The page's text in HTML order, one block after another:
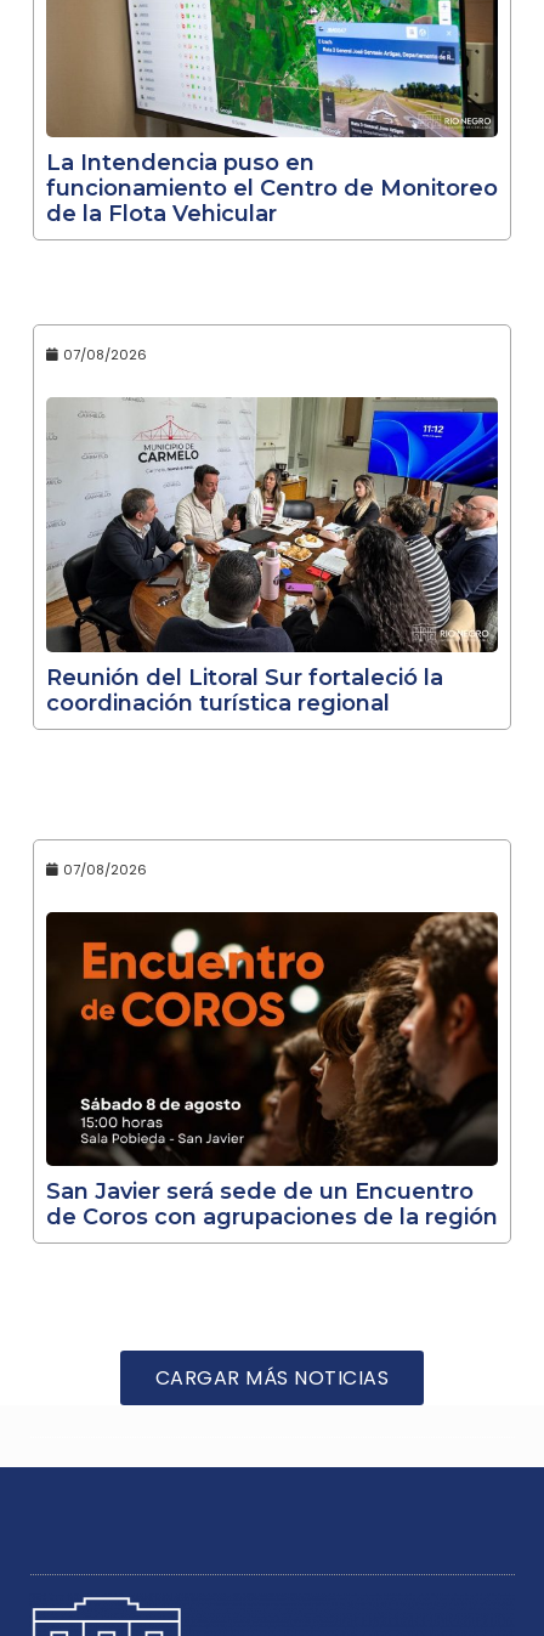
La Intendencia puso en
funcionamiento el Centro de Monitoreo
de la Flota Vehicular
07/08/2026
Reunión del Litoral Sur fortaleció la
coordinación turística regional
07/08/2026
San Javier será sede de un Encuentro
de Coros con agrupaciones de la región
CARGAR MÁS NOTICIAS